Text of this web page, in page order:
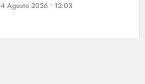
4 Agosto 2026 • 12:03